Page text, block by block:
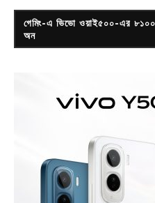
গেমিং-এ ভিভো ওয়াই৫০০-এর
অন